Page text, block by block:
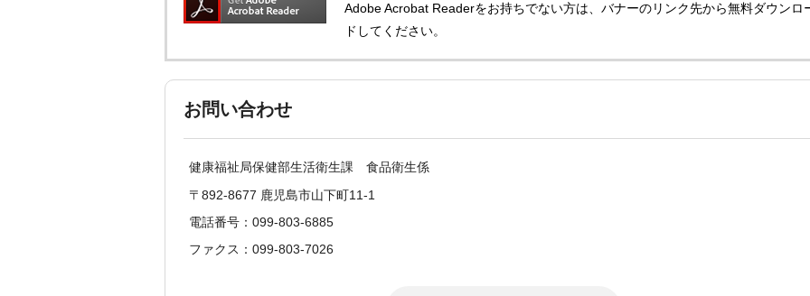
Adobe Acrobat Readerをお持ちでない方は、バナーのリンク先から無料ダウンロ
ドしてください。
お問い合わせ
健康福祉局保健部生活衛生課 食品衛生係
〒892-8677 鹿児島市山下町11-1
電話番号：099-803-6885
ファクス：099-803-7026